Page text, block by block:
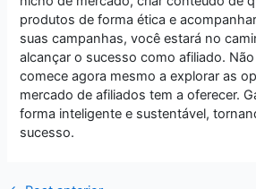
produtos de forma ética e
suas campanhas, você estará no
alcançar o sucesso como afiliado.
comece agora mesmo a explorar as
mercado de afiliados tem a oferecer.
forma inteligente e sustentável,
sucesso.